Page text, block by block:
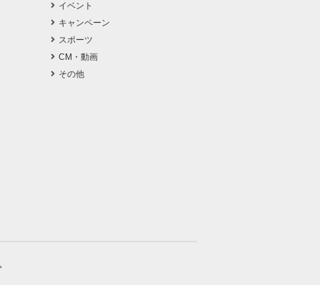
イベント
キャンペーン
スポーツ
CM・動画
その他